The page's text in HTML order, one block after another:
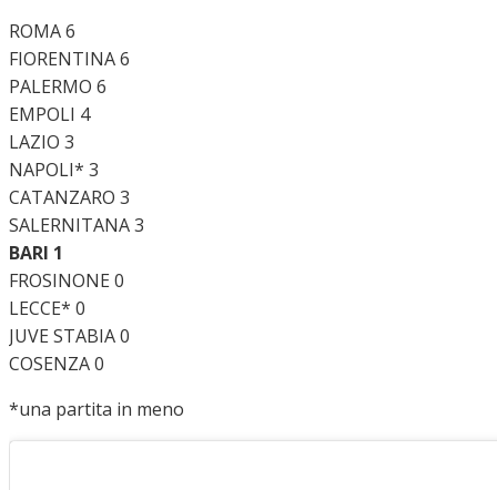
ROMA 6
FIORENTINA 6
PALERMO 6
EMPOLI 4
LAZIO 3
NAPOLI* 3
CATANZARO 3
SALERNITANA 3
BARI 1
FROSINONE 0
LECCE* 0
JUVE STABIA 0
COSENZA 0
*una partita in meno